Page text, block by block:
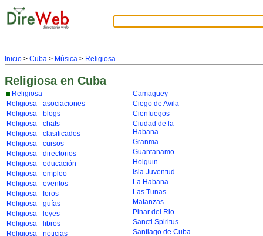
Inicio > Cuba > Música > Religiosa
Religiosa en Cuba
Religiosa
Religiosa - asociaciones
Religiosa - blogs
Religiosa - chats
Religiosa - clasificados
Religiosa - cursos
Religiosa - directorios
Religiosa - educación
Religiosa - empleo
Religiosa - eventos
Religiosa - foros
Religiosa - guías
Religiosa - leyes
Religiosa - libros
Religiosa - noticias
Camaguey
Ciego de Avila
Cienfuegos
Ciudad de la
Habana
Granma
Guantanamo
Holguin
Isla Juventud
La Habana
Las Tunas
Matanzas
Pinar del Rio
Sancti Spiritus
Santiago de Cuba